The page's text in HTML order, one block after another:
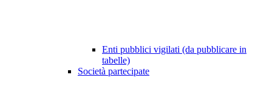
Enti pubblici vigilati (da pubblicare in
tabelle)
Società partecipate